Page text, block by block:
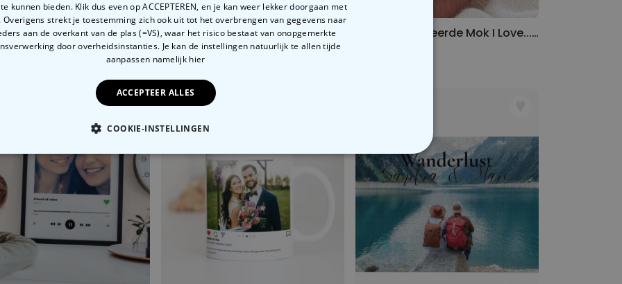
met Naam
Wijnglas met Monogram en Naam
€ 16,99
Gepersonaliseerde Mok I Love... met Tekst
kunnen bieden. Klik dus even op ACCEPTEREN, en je kan weer lekker doorgaan met
Overigens strekt je toestemming zich ook uit tot het overbrengen van gegevens naar
aan de overkant van de plas (=VS), waar het risico bestaat van onopgemerkte
door overheidsinstanties. Je kan de instellingen natuurlijk te allen tijde
aanpassen namelijk hier
ACCEPTEER ALLES
COOKIE-INSTELLINGEN
PERFORMANCE MARKETING